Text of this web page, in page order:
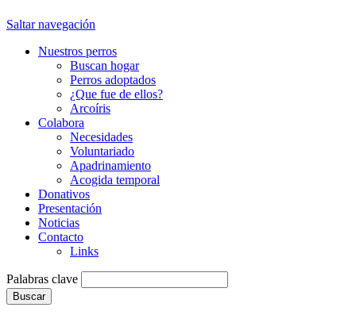
Saltar navegación
Nuestros perros
Buscan hogar
Perros adoptados
¿Que fue de ellos?
Arcoíris
Colabora
Necesidades
Voluntariado
Apadrinamiento
Acogida temporal
Donativos
Presentación
Noticias
Contacto
Links
Palabras clave
Buscar